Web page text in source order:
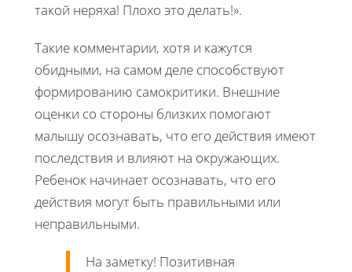
такой неряха! Плохо это делать!».
Такие комментарии, хотя и кажутся
обидными, на самом деле способствуют
формированию самокритики. Внешние
оценки со стороны близких помогают
малышу осознавать, что его действия имеют
последствия и влияют на окружающих.
Ребенок начинает осознавать, что его
действия могут быть правильными или
неправильными.
На заметку! Позитивная